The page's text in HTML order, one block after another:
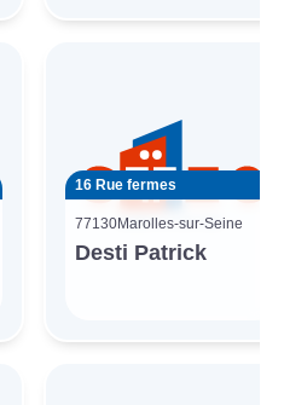
16 Rue fermes
77130Marolles-sur-Seine
Desti Patrick